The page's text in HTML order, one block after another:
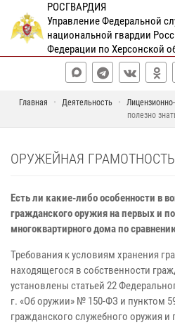
РОСГВАРДИЯ
Управление Федеральной
национальной гвардии
Федерации по Херсонской
Главная Деятельность
полезно
ОРУЖЕЙНАЯ ГРАМОТНОСТЬ
Есть ли какие-либо особенности в
гражданского оружия на первых и
многоквартирного дома по
Требования к условиям хранения
находящегося в собственности
установлены статьей 22
г. «Об оружии» № 150-ФЗ и пунктом
гражданского служебного оружия и